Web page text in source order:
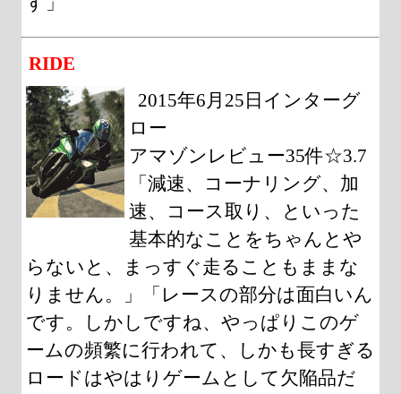
RIDE
2015年6月25日インターグ
ロー
アマゾンレビュー35件☆3.7
「減速、コーナリング、加
速、コース取り、といった
基本的なことをちゃんとや
らないと、まっすぐ走ることもままな
りません。」「レースの部分は面白いん
です。しかしですね、やっぱりこのゲ
ームの頻繁に行われて、しかも長すぎる
ロードはやはりゲームとして欠陥品だ